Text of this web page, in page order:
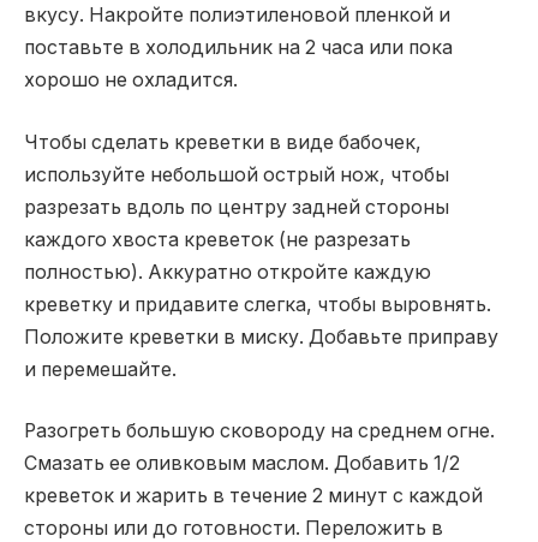
вкусу. Накройте полиэтиленовой пленкой и
поставьте в холодильник на 2 часа или пока
хорошо не охладится.
Чтобы сделать креветки в виде бабочек,
используйте небольшой острый нож, чтобы
разрезать вдоль по центру задней стороны
каждого хвоста креветок (не разрезать
полностью). Аккуратно откройте каждую
креветку и придавите слегка, чтобы выровнять.
Положите креветки в миску. Добавьте приправу
и перемешайте.
Разогреть большую сковороду на среднем огне.
Смазать ее оливковым маслом. Добавить 1/2
креветок и жарить в течение 2 минут с каждой
стороны или до готовности. Переложить в